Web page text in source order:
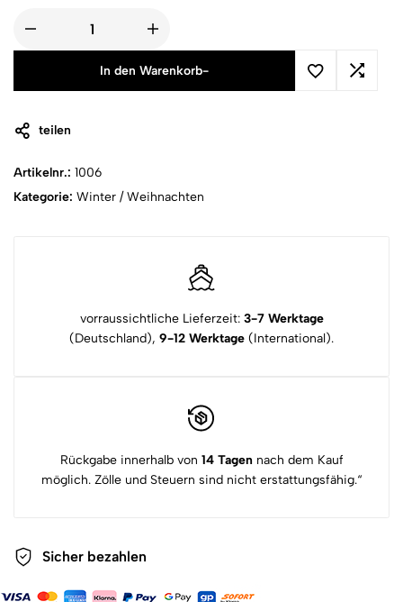
In den Warenkorb-
teilen
Artikelnr.: 1006
Kategorie: Winter / Weihnachten
vorraussichtliche Lieferzeit: 3-7 Werktage
(Deutschland), 9-12 Werktage (International).
Rückgabe innerhalb von 14 Tagennach dem Kauf
möglich. Zölle und Steuern sind nicht erstattungsfähig.“
Sicher bezahlen